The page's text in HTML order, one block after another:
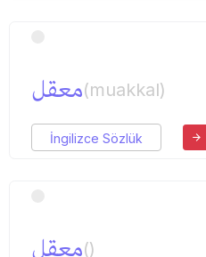
معقل(muakkal)
İngilizce Sözlük
معقل()